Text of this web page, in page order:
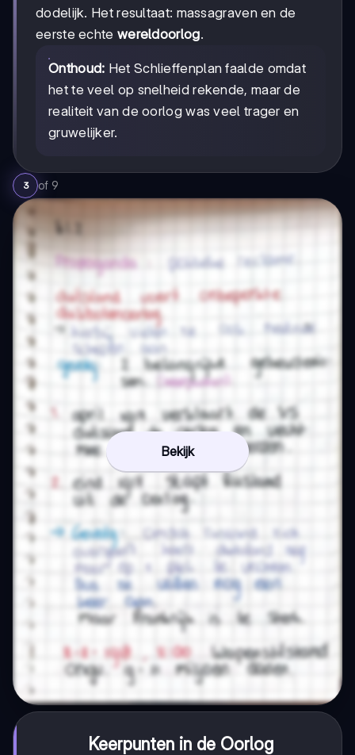
dodelijk. Het resultaat: massagraven en de
eerste echte wereldoorlog.
Onthoud: Het Schlieffenplan faalde omdat
het te veel op snelheid rekende, maar de
realiteit van de oorlog was veel trager en
gruwelijker.
3 of 9
Bekijk
Keerpunten in de Oorlog